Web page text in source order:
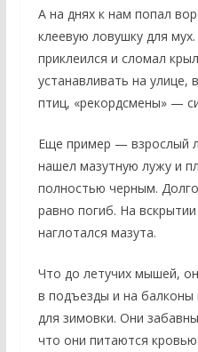
А на днях к нам попал
клеевую ловушку для
приклеился и сломал
устанавливать на улице,
птиц, «рекордсмены» —
Еще пример — взрослый
нашел мазутную лужу и
полностью черным.
равно погиб. На
наглотался мазута.
Что до летучих мышей,
в подъезды и на балконы
для зимовки. Они
что они питаются